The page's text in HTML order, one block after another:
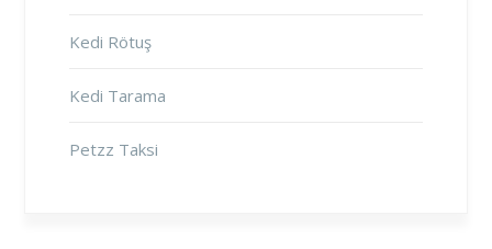
Kedi Rötuş
Kedi Tarama
Petzz Taksi